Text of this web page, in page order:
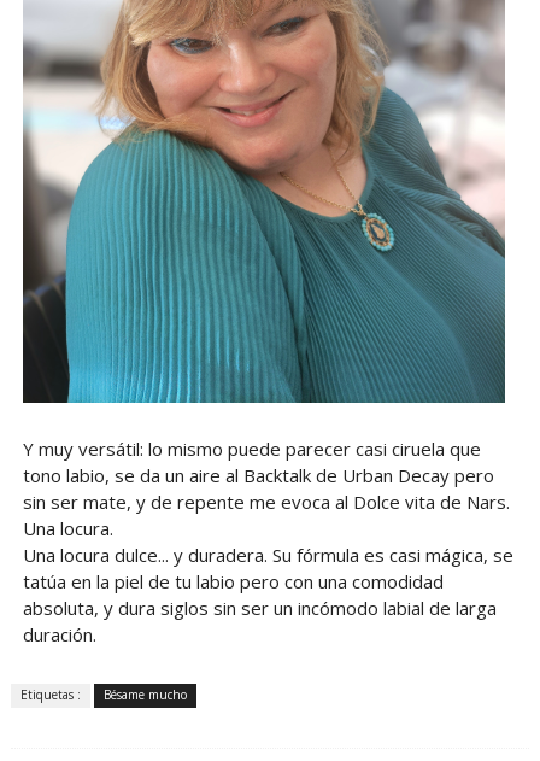
Y muy versátil: lo mismo puede parecer casi ciruela que
tono labio, se da un aire al Backtalk de Urban Decay pero
sin ser mate, y de repente me evoca al Dolce vita de Nars.
Una locura.
Una locura dulce... y duradera. Su fórmula es casi mágica, se
tatúa en la piel de tu labio pero con una comodidad
absoluta, y dura siglos sin ser un incómodo labial de larga
duración.
Etiquetas : Bésame mucho